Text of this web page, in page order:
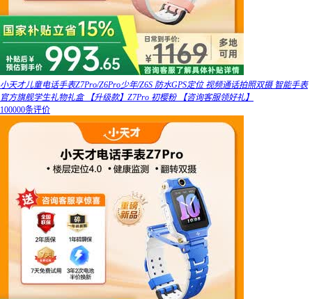
小天才儿童电话手表Z7Pro/Z6Pro少年/Z6S 防水GPS定位 视频通话拍照双摄 智能手表
官方旗舰学生礼物礼盒 【升级款】Z7Pro 初樱粉 【咨询客服领好礼】
100000条评价